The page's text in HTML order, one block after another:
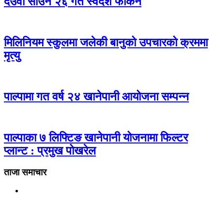
मिलिनियम स्कुलमा जलेकी बानुको उपचारको क्रममा
मृत्यु
पाल्पामा गत वर्ष २४ खानेपानी आयोजना सम्पन्न
पाल्पाका ७ लिफ्टिङ खानेपानी योजनामा फिल्टर
प्लान्ट : प्रमुख पोखरेल
ताजा समाचार